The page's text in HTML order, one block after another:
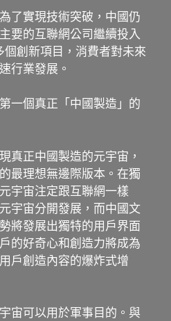
了實現技術突破，中國仍
要的互聯網公司繼續投入
個創新項目，消費者對未來
行業發展。
一個真正「中國製造」的
真正中國製造的元宇宙，
最理想無邊際版本。在獨
宇宙注定跟互聯網一樣
宇宙分開發展，而中國文
將發展出獨特的用戶界面
的好奇心和創造力將成為
戶創造內容的爆炸式增
宙可以用於軍事目的。與